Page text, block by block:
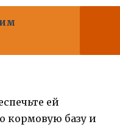
ей
кормовую базу и